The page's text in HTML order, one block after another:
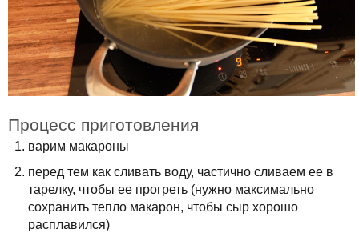
Процесс приготовления
варим макароны
перед тем как сливать воду, частично сливаем ее в
тарелку, чтобы ее прогреть (нужно максимально
сохранить тепло макарон, чтобы сыр хорошо
расплавился)